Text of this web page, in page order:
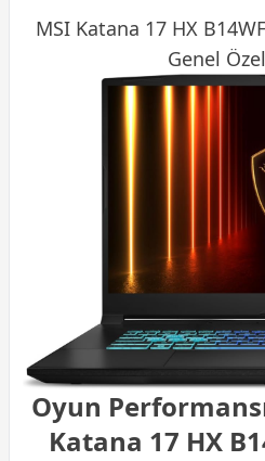
MSI Katana 17 HX
Genel
Oyun
Katana 17 HX